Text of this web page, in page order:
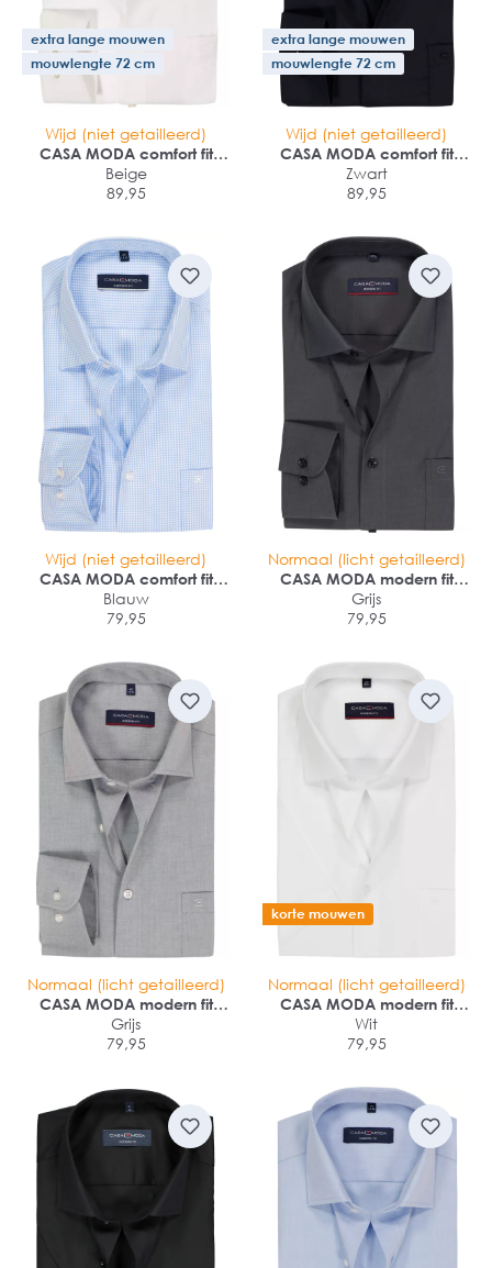
extra lange mouwen
mouwlengte 72 cm
Wijd (niet getailleerd)
CASA MODA comfort fit
overhemd
Beige
89,95
extra lange mouwen
mouwlengte 72 cm
Wijd (niet getailleerd)
CASA MODA comfort fit
overhemd
Zwart
89,95
Wijd (niet getailleerd)
CASA MODA comfort fit
overhemd
Blauw
79,95
Normaal (licht getailleerd)
CASA MODA modern fit
overhemd
Grijs
79,95
Normaal (licht getailleerd)
CASA MODA modern fit
overhemd
Grijs
79,95
korte mouwen
Normaal (licht getailleerd)
CASA MODA modern fit
overhemd
Wit
79,95